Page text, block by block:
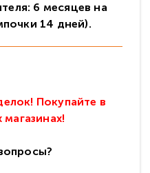
6 месяцев на
14 дней).
Покупайте в